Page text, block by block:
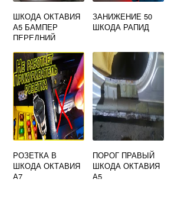
ШКОДА ОКТАВИЯ
А5 БАМПЕР
ПЕРЕДНИЙ
ЗАНИЖЕНИЕ 50
ШКОДА РАПИД
РОЗЕТКА В
ШКОДА ОКТАВИЯ
А7
ПОРОГ ПРАВЫЙ
ШКОДА ОКТАВИЯ
А5